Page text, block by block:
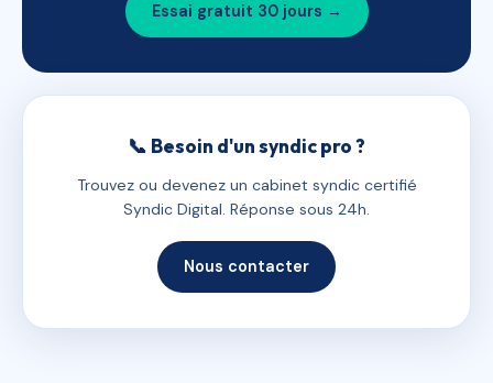
Essai gratuit 30 jours →
📞 Besoin d'un syndic pro ?
Trouvez ou devenez un cabinet syndic certifié
Syndic Digital. Réponse sous 24h.
Nous contacter